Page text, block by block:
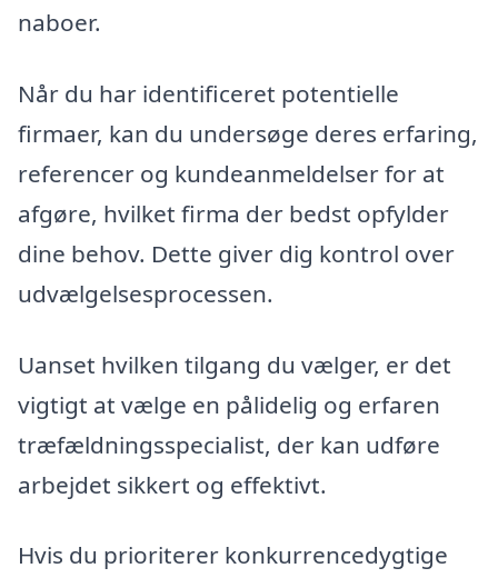
naboer.
Når du har identificeret potentielle
firmaer, kan du undersøge deres erfaring,
referencer og kundeanmeldelser for at
afgøre, hvilket firma der bedst opfylder
dine behov. Dette giver dig kontrol over
udvælgelsesprocessen.
Uanset hvilken tilgang du vælger, er det
vigtigt at vælge en pålidelig og erfaren
træfældningsspecialist, der kan udføre
arbejdet sikkert og effektivt.
Hvis du prioriterer konkurrencedygtige